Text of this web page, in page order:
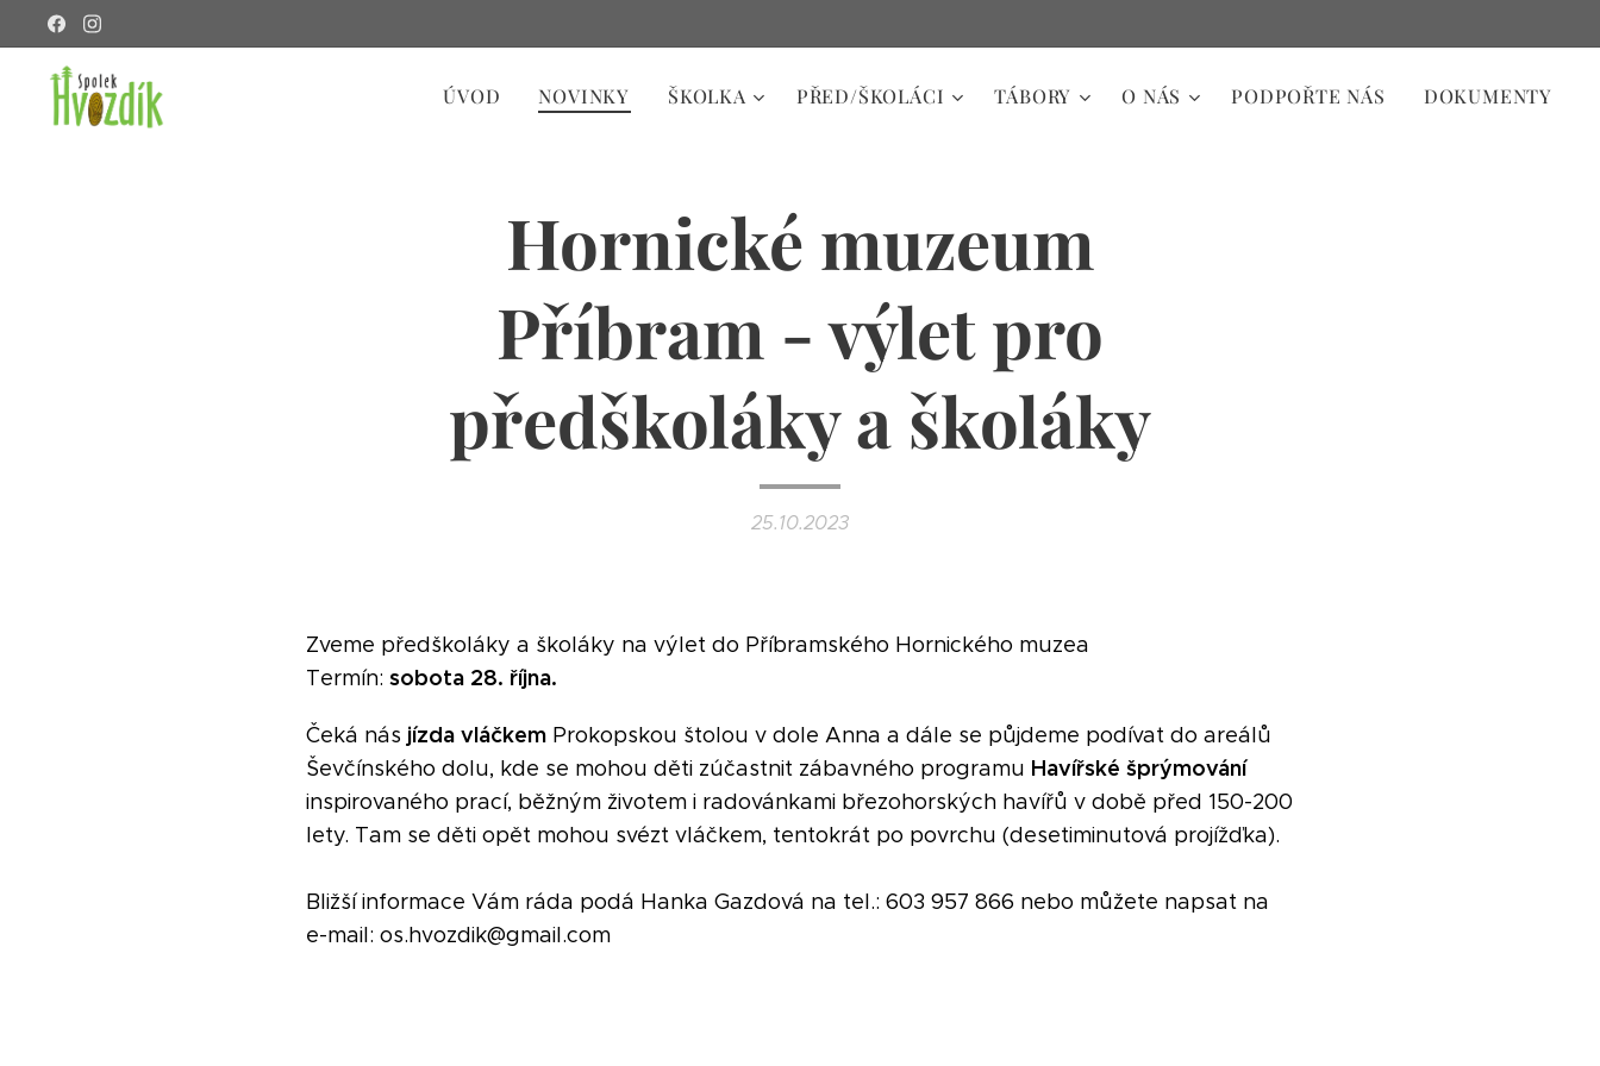
ÚVOD NOVINKY ŠKOLKA PŘED/ŠKOLÁCI TÁBORY O NÁS PODPOŘTE NÁS DOKUMENTY
Hornické muzeum
Příbram - výlet pro
předškoláky a školáky
25.10.2023
Zveme předškoláky a školáky na výlet do Příbramského Hornického muzea
Termín: sobota 28. října.
Čeká nás jízda vláčkem Prokopskou štolou v dole Anna a dále se půjdeme podívat do areálů
Ševčínského dolu, kde se mohou děti zúčastnit zábavného programu Havířské šprýmování
inspirovaného prací, běžným životem i radovánkami březohorských havířů v době před 150-200
lety. Tam se děti opět mohou svézt vláčkem, tentokrát po povrchu (desetiminutová projížďka).
Bližší informace Vám ráda podá Hanka Gazdová na tel.: 603 957 866 nebo můžete napsat na
e-mail: os.hvozdik@gmail.com